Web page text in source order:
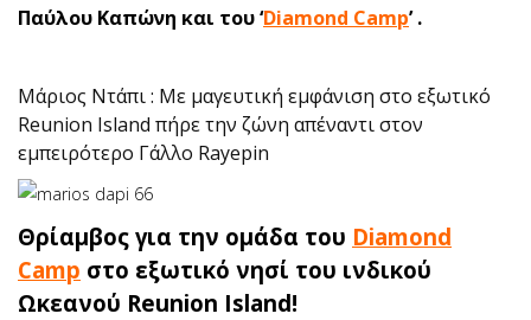
Παύλου Καπώνη και του ‘Diamond Camp’ .
Μάριος Ντάπι : Με μαγευτική εμφάνιση στο εξωτικό
Reunion Island πήρε την ζώνη απέναντι στον
εμπειρότερο Γάλλο Rayepin
Θρίαμβος για την ομάδα του Diamond
Camp στο εξωτικό νησί του ινδικού
Ωκεανού Reunion Island!